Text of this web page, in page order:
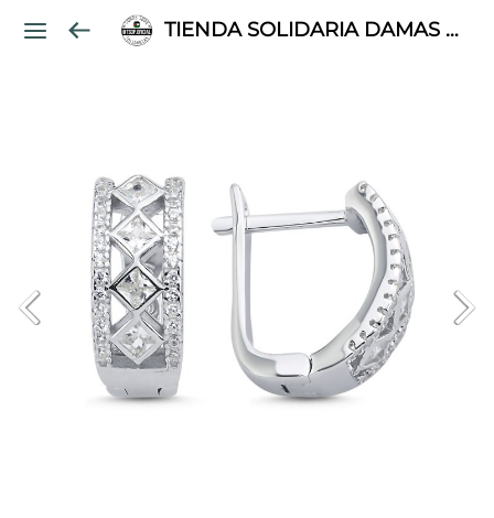
TIENDA SOLIDARIA DAMAS PALESTINAS